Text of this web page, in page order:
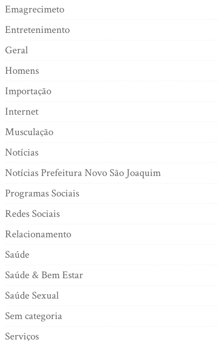
Emagrecimeto
Entretenimento
Geral
Homens
Importação
Internet
Musculação
Notícias
Notícias Prefeitura Novo São Joaquim
Programas Sociais
Redes Sociais
Relacionamento
Saúde
Saúde & Bem Estar
Saúde Sexual
Sem categoria
Serviços